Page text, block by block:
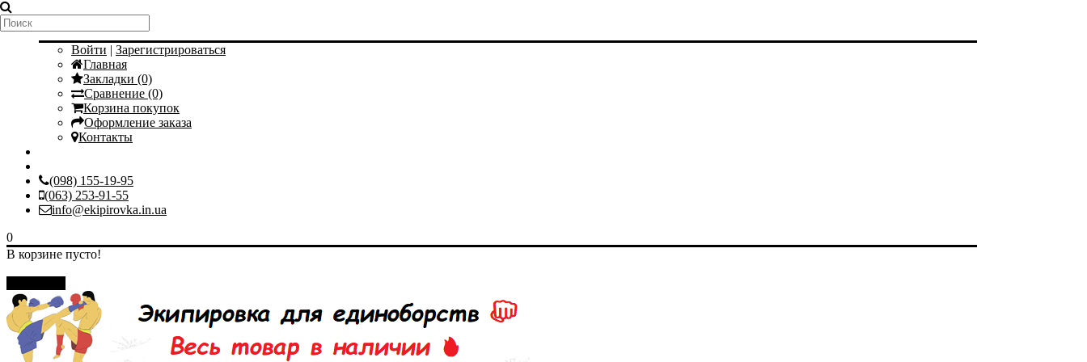
Мой аккаунт
Войти | Зарегистрироваться
Главная
Закладки (0)
Сравнение (0)
Корзина покупок
Оформление заказа
Контакты
(098) 155-19-95
(063) 253-91-55
info@ekipirovka.in.ua
0
В корзине пусто!